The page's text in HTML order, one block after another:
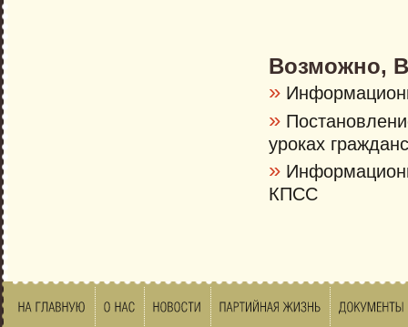
Возможно,
»
»
уроках
»
КПСС